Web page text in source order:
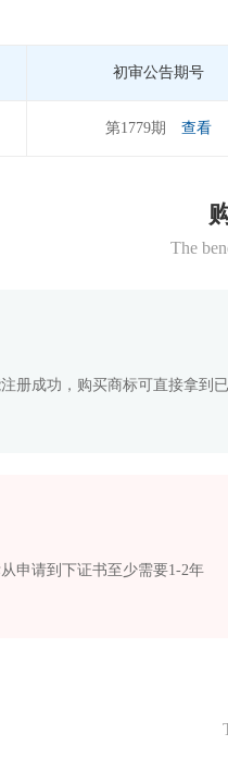
初审公告期号
第1779期 查看
The
册成功，购买商标可直接拿到已
申请到下证书至少需要1-2年